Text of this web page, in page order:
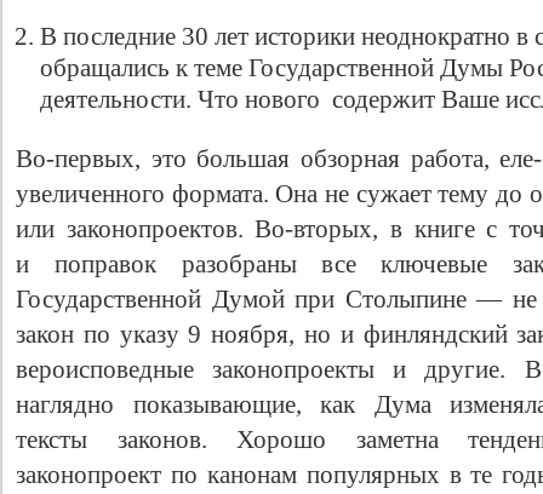
В последние 30 лет историки неоднократно в
обращались к теме Государственной Думы
деятельности. Что нового содержит Ваше
Во-первых, это большая обзорная работа,
увеличенного формата. Она не сужает тему до
или законопроектов. Во-вторых, в книге с
и поправок разобраны все ключевые
Государственной Думой при Столыпине — не
закон по указу 9 ноября, но и финляндский
вероисповедные законопроекты и другие.
наглядно показывающие, как Дума
тексты законов. Хорошо заметна
законопроект по канонам популярных в те